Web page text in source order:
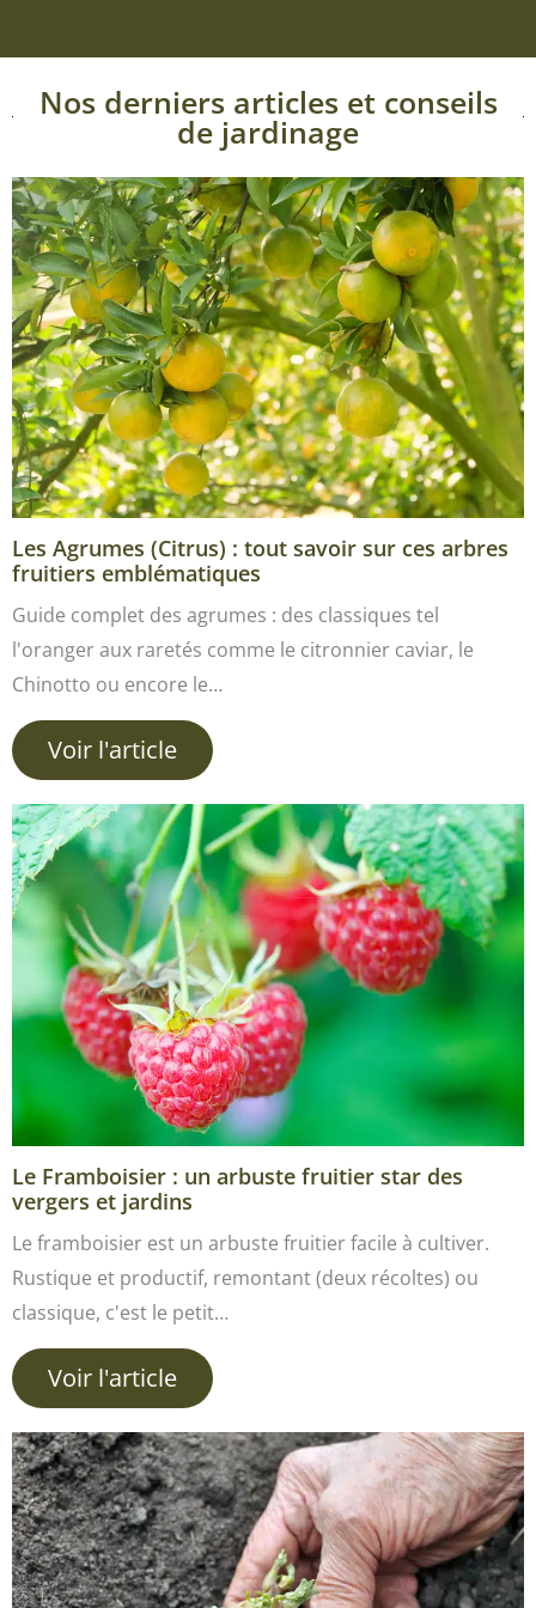
Nos derniers articles et conseils
de jardinage
Les Agrumes (Citrus) : tout savoir sur ces arbres
fruitiers emblématiques
Guide complet des agrumes : des classiques tel
l'oranger aux raretés comme le citronnier caviar, le
Chinotto ou encore le…
Voir l'article
Le Framboisier : un arbuste fruitier star des
vergers et jardins
Le framboisier est un arbuste fruitier facile à cultiver.
Rustique et productif, remontant (deux récoltes) ou
classique, c'est le petit…
Voir l'article